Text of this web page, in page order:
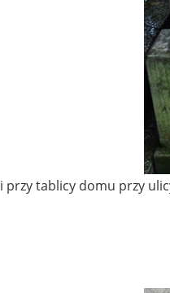
i przy tablicy domu przy